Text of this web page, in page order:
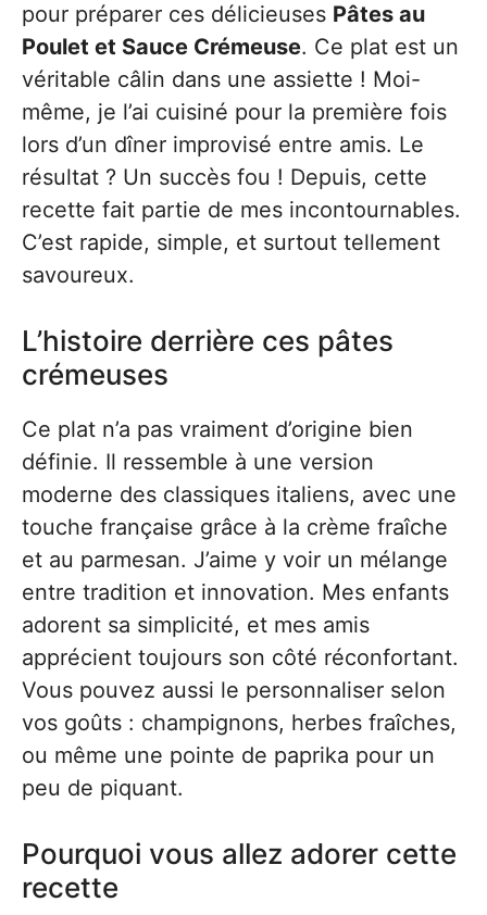
pour préparer ces délicieuses Pâtes au
Poulet et Sauce Crémeuse. Ce plat est un
véritable câlin dans une assiette ! Moi-
même, je l’ai cuisiné pour la première fois
lors d’un dîner improvisé entre amis. Le
résultat ? Un succès fou ! Depuis, cette
recette fait partie de mes incontournables.
C’est rapide, simple, et surtout tellement
savoureux.
L’histoire derrière ces pâtes
crémeuses
Ce plat n’a pas vraiment d’origine bien
définie. Il ressemble à une version
moderne des classiques italiens, avec une
touche française grâce à la crème fraîche
et au parmesan. J’aime y voir un mélange
entre tradition et innovation. Mes enfants
adorent sa simplicité, et mes amis
apprécient toujours son côté réconfortant.
Vous pouvez aussi le personnaliser selon
vos goûts : champignons, herbes fraîches,
ou même une pointe de paprika pour un
peu de piquant.
Pourquoi vous allez adorer cette
recette